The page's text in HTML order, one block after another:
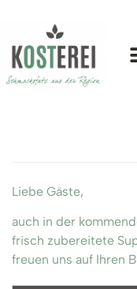
Liebe Gäste,
auch in der
frisch zubereitete
freuen uns auf Ihren